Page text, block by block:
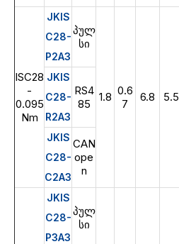
ISC28
-
0.095
Nm
JKIS
C28-
P2A3
პულ
სი
1.8 0.6
7
6.8 5.5
JKIS
C28-
R2A3
RS4
85
JKIS
C28-
C2A3
CAN
ope
n
JKIS
C28-
P3A3
პულ
სი